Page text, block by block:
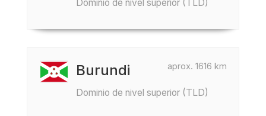
Dominio de nivel superior (TLD)
aprox. 1616 km
Burundi
Dominio de nivel superior (TLD)